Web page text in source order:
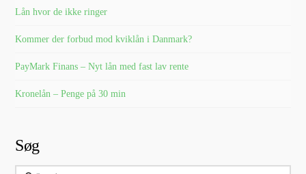
Lån hvor de ikke ringer
Kommer der forbud mod kviklån i Danmark?
PayMark Finans – Nyt lån med fast lav rente
Kronelån – Penge på 30 min
Søg